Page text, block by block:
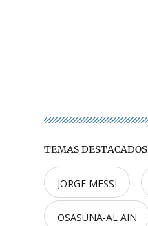
TEMAS DESTACADOS
JORGE MESSI
OSASUNA-AL AIN